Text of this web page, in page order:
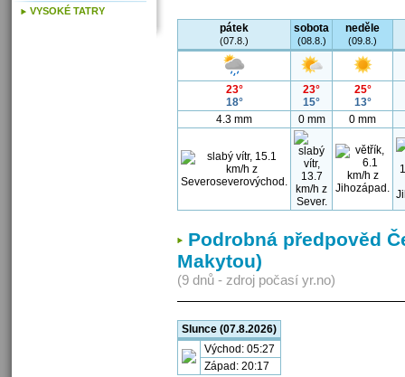
pátek
(07.8.)
sobota
(08.8.)
neděle
(09.8.)
23°
18°
23°
15°
25°
13°
4.3 mm
0 mm 0 mm
Podrobná předpověd
Makytou)
(9 dnů - zdroj počasí yr.no)
Slunce (07.8.2026)
Východ: 05:27
Západ: 20:17
VYSOKÉ TATRY